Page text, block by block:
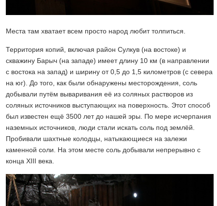
Места там хватает всем просто народ любит толпиться.
Территория копий, включая район Сулкув (на востоке) и
скважину Барыч (на западе) имеет длину 10 км (в направлении
с востока на запад) и ширину от 0,5 до 1,5 километров (с севера
на юг). До того, как были обнаружены месторождения, соль
добывали путём вываривания её из соляных растворов из
соляных источников выступающих на поверхность. Этот способ
был известен ещё 3500 лет до нашей эры. По мере исчерпания
наземных источников, люди стали искать соль под землёй.
Пробивали шахтные колодцы, натыкающиеся на залежи
каменной соли. На этом месте соль добывали непрерывно с
конца XIII века.